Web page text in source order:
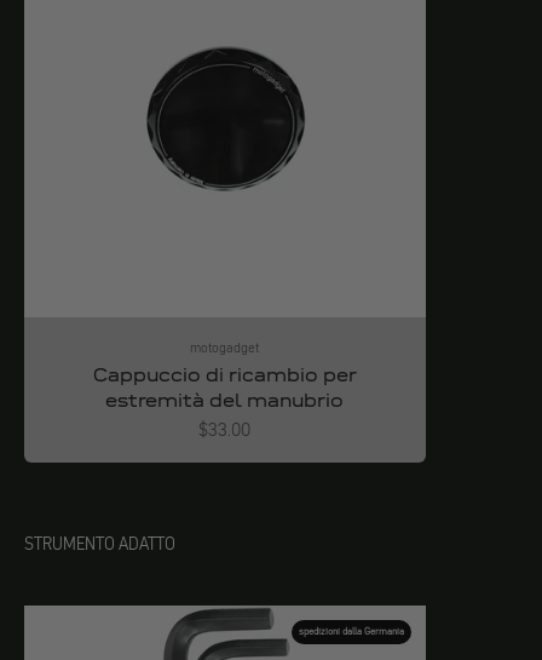
motogadget
Cappuccio di ricambio per
estremità del manubrio
Angebot
$33.00
STRUMENTO ADATTO
spedizioni dalla Germania